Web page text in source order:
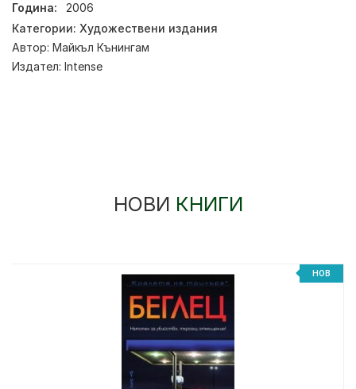
Година:
2006
Категории: Художествени издания
Автор: Майкъл Кънингам
Издател: Intense
НОВИ КНИГИ
НОВ